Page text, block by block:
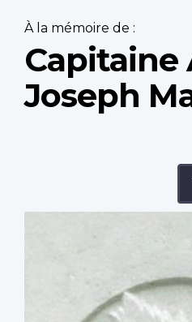
À la mémoire de :
Capitaine
Joseph